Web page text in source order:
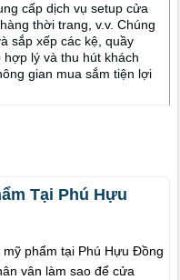
cấp dịch vụ setup cửa
thời trang, v.v. Chúng
sắp xếp các kệ, quầy
lý và thu hút khách
gian mua sắm tiện lợi
Tại Phú Hựu
phẩm tại Phú Hựu Đồng
vân làm sao để cửa